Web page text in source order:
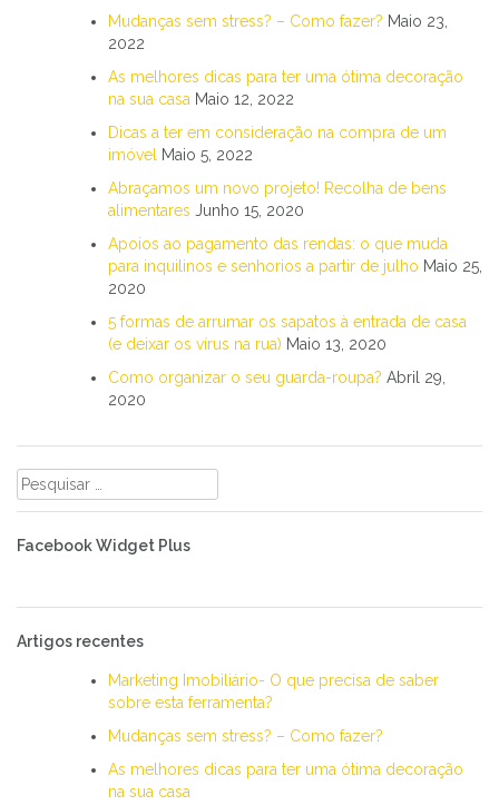
Mudanças sem stress? – Como fazer? Maio 23,
2022
As melhores dicas para ter uma ótima decoração
na sua casa Maio 12, 2022
Dicas a ter em consideração na compra de um
imóvel Maio 5, 2022
Abraçamos um novo projeto! Recolha de bens
alimentares Junho 15, 2020
Apoios ao pagamento das rendas: o que muda
para inquilinos e senhorios a partir de julho Maio 25,
2020
5 formas de arrumar os sapatos à entrada de casa
(e deixar os vírus na rua) Maio 13, 2020
Como organizar o seu guarda-roupa? Abril 29,
2020
Pesquisar
por:
Facebook Widget Plus
Artigos recentes
Marketing Imobiliário- O que precisa de saber
sobre esta ferramenta?
Mudanças sem stress? – Como fazer?
As melhores dicas para ter uma ótima decoração
na sua casa